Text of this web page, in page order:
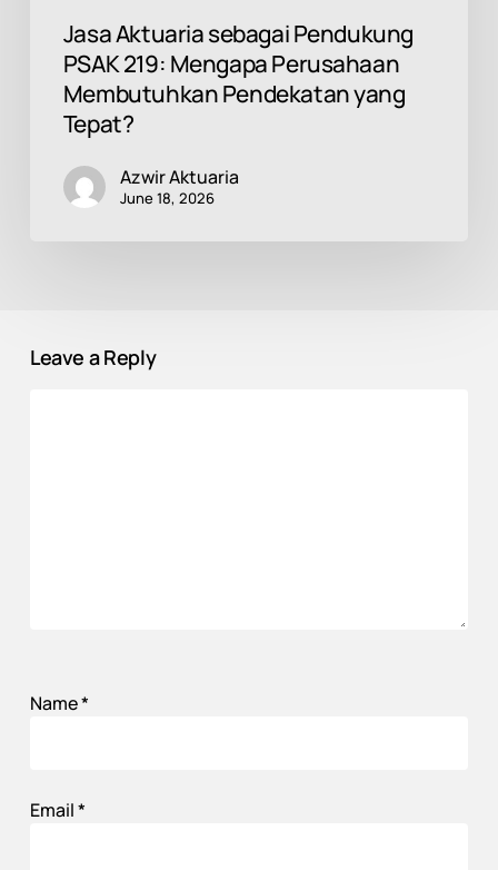
Jasa Aktuaria sebagai Pendukung
PSAK 219: Mengapa Perusahaan
Membutuhkan Pendekatan yang
Tepat?
Azwir Aktuaria
June 18, 2026
Leave a Reply
Name*
Email*